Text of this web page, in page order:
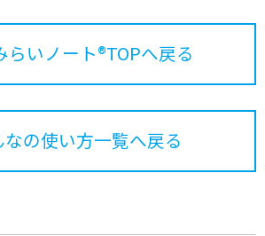
らいノート®TOPへ戻る
なの使い方一覧へ戻る